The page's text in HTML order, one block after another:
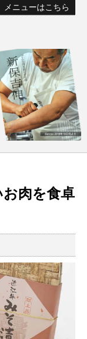
メニューはこちら
肉を食卓